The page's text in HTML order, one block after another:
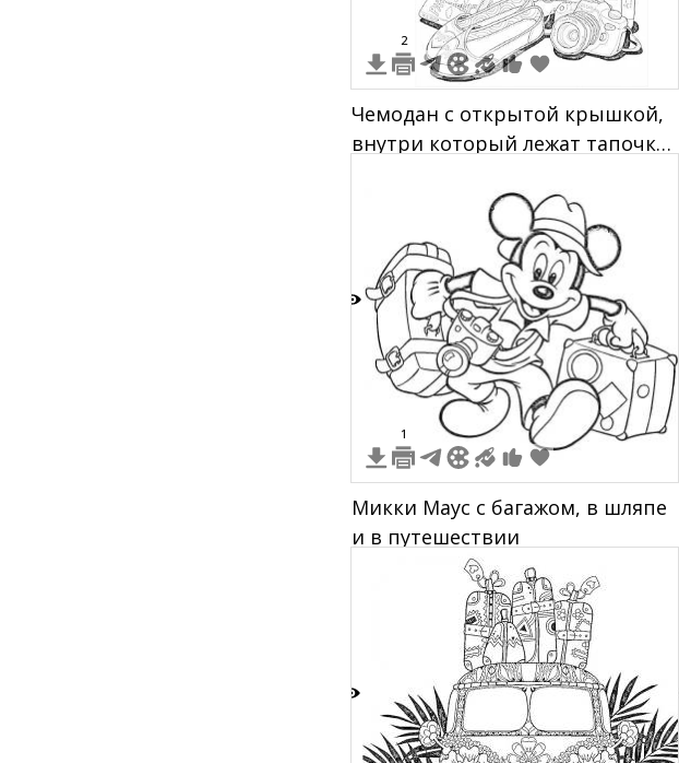
2
Чемодан с открытой крышкой,
внутри который лежат тапочки,
журналы, фотоаппарат, крем,
шляпа и цветы.
1
Микки Маус с багажом, в шляпе
и в путешествии
1